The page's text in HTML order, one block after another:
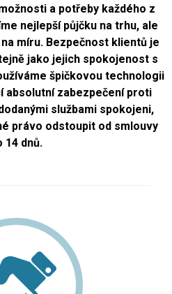
a potřeby každého z
nejlepší půjčku na trhu, ale
míru. Bezpečnost klientů je
jako jejich spokojenost s
špičkovou technologii
absolutní zabezpečení proti
službami spokojeni,
právo odstoupit od smlouvy
14 dnů.